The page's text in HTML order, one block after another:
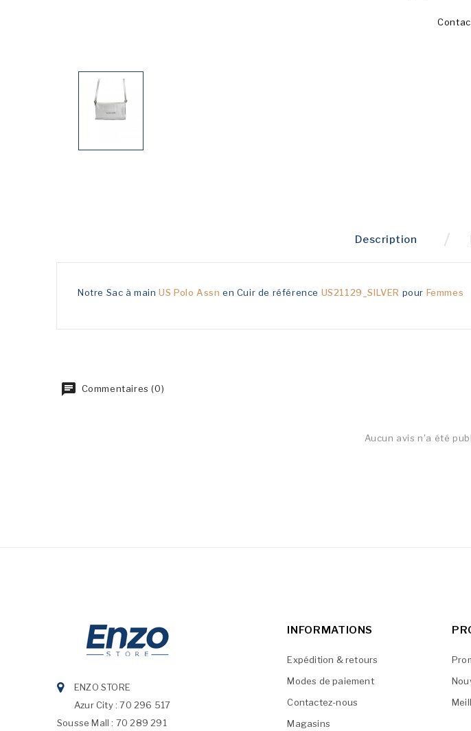
Description
Notre Sac à mainUS Polo Assnen Cuir de référence US21129_SILVER pour Femmes
Commentaires (0)
Aucun avis n'a été
ENZO STORE
Azur City : 70 296 517
Sousse Mall : 70 289 291
INFORMATIONS
Expédition & retours
Modes de paiement
Contactez-nous
Magasins